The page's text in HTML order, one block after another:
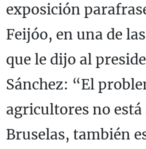
exposición
Feijóo, en una de
que le dijo al
Sánchez: “El
agricultores no está
Bruselas, también